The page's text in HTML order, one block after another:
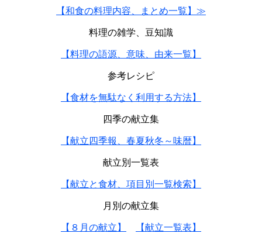
【和食の料理内容、まとめ一覧】≫
料理の雑学、豆知識
【料理の語源、意味、由来一覧】
参考レシピ
【食材を無駄なく利用する方法】
四季の献立集
【献立四季報、春夏秋冬～味暦】
献立別一覧表
【献立と食材、項目別一覧検索】
月別の献立集
【８月の献立】 【献立一覧表】